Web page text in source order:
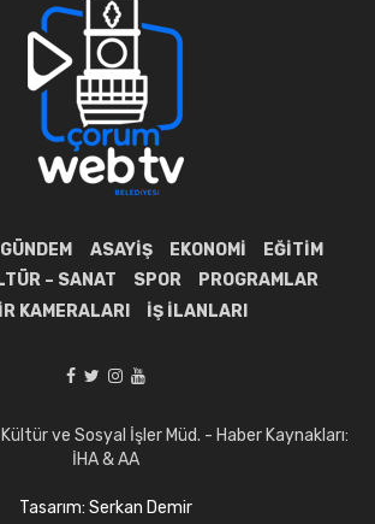
GÜNDEM ASAYIŞ EKONOMI
EĞITIM
– SANAT SPOR
PROGRAMLAR
KAMERALARI
İŞ İLANLARI
ve Sosyal İşler Müd. - Haber Kaynakları:
İHA & AA
Tasarım: Serkan Demir